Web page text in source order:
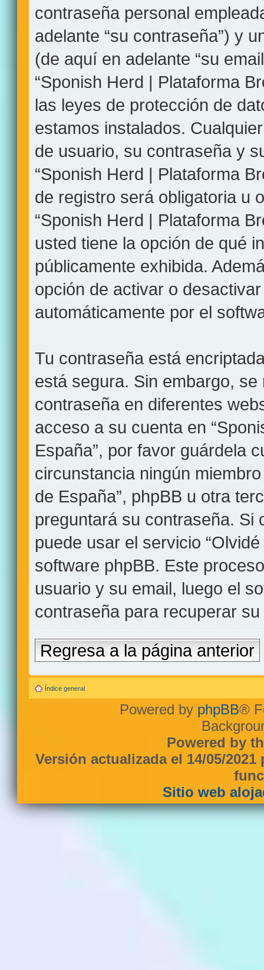
contraseña personal
adelante “su contraseña”) y
(de aquí en adelante “su
“Sponish Herd | Plataforma
las leyes de protección de
estamos instalados.
de usuario, su contraseña y
“Sponish Herd | Plataforma
de registro será obligatoria u
“Sponish Herd | Plataforma
usted tiene la opción de qué
públicamente exhibida.
opción de activar o
automáticamente por el
Tu contraseña está
está segura. Sin embargo,
contraseña en diferentes
acceso a su cuenta en
España”, por favor guárdela
circunstancia ningún
de España”, phpBB u otra
preguntará su contraseña. Si
puede usar el servicio
software phpBB. Este
usuario y su email, luego el
contraseña para recuperar
Regresa a la página anterior
Índice general
Powered by phpBB®
Powered by
Versión actualizada el 14/05/
Sitio web